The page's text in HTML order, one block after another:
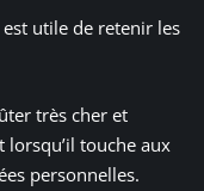
utile de retenir les
très cher et
touche aux
personnelles.